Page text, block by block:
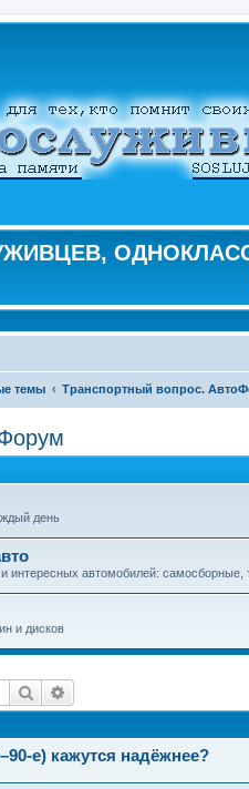
темы Транспортный вопрос.
день
автомобилей: самосборные,
и дисков
Поиск
е) кажутся надёжнее?